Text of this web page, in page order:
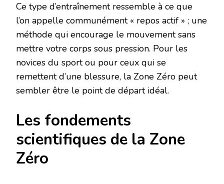
Ce type d’entraînement ressemble à ce que
l’on appelle communément « repos actif » ; une
méthode qui encourage le mouvement sans
mettre votre corps sous pression. Pour les
novices du sport ou pour ceux qui se
remettent d’une blessure, la Zone Zéro peut
sembler être le point de départ idéal.
Les fondements
scientifiques de la Zone
Zéro